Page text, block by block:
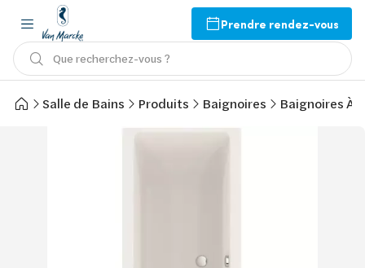
Prendre rendez-vous
Que recherchez-vous ?
Salle de Bains Produits Baignoires Baignoires À